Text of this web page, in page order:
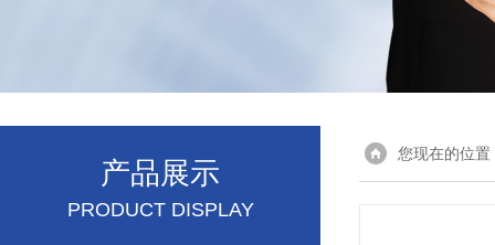
产品展示
PRODUCT DISPLAY
您现在的位置